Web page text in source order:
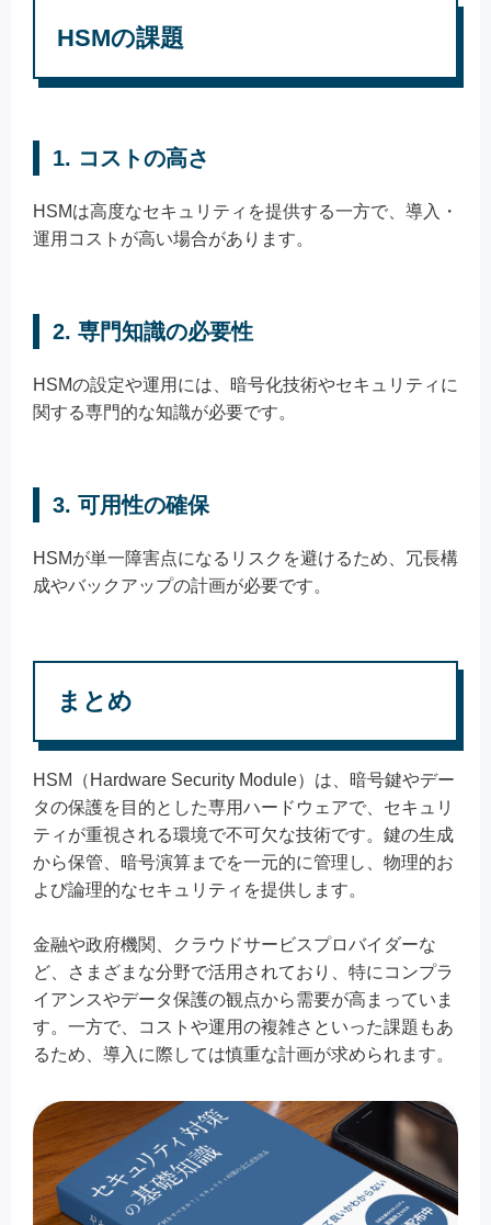
HSMの課題
1. コストの高さ
HSMは高度なセキュリティを提供する一方で、導入・
運用コストが高い場合があります。
2. 専門知識の必要性
HSMの設定や運用には、暗号化技術やセキュリティに
関する専門的な知識が必要です。
3. 可用性の確保
HSMが単一障害点になるリスクを避けるため、冗長構
成やバックアップの計画が必要です。
まとめ
HSM（Hardware Security Module）は、暗号鍵やデー
タの保護を目的とした専用ハードウェアで、セキュリ
ティが重視される環境で不可欠な技術です。鍵の生成
から保管、暗号演算までを一元的に管理し、物理的お
よび論理的なセキュリティを提供します。
金融や政府機関、クラウドサービスプロバイダーな
ど、さまざまな分野で活用されており、特にコンプラ
イアンスやデータ保護の観点から需要が高まっていま
す。一方で、コストや運用の複雑さといった課題もあ
るため、導入に際しては慎重な計画が求められます。